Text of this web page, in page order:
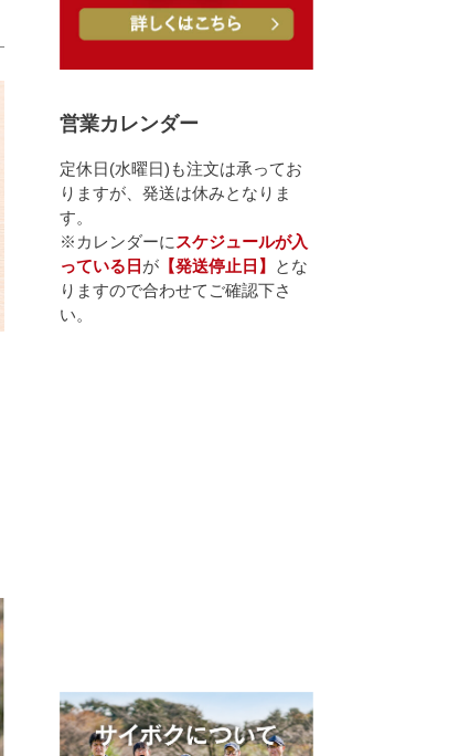
営業カレンダー
定休日(水曜日)も注文は承ってお
りますが、発送は休みとなりま
す。
※カレンダーに スケジュールが入
っている日 が 【発送停止日】
とな
りますので合わせてご確認下さ
い。